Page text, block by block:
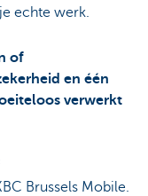
echte werk.
of
en één
verwerkt
Brussels Mobile.